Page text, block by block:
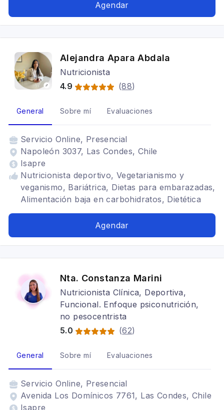
Agendar
Alejandra Apara Abdala
Nutricionista
4.9
(88)
General Sobre mí Evaluaciones
Servicio Online, Presencial
Napoleón 3037, Las Condes, Chile
Isapre
Nutricionista deportivo, Vegetarianismo y
veganismo, Bariátrica, Dietas para embarazadas,
Alimentación baja en carbohidratos, Dietética
Agendar
Nta. Constanza Marini
Nutricionista Clínica, Deportiva,
Funcional. Enfoque psiconutrición,
no pesocentrista
5.0
(62)
General Sobre mí Evaluaciones
Servicio Online, Presencial
Avenida Los Domínicos 7761, Las Condes, Chile
Isapre